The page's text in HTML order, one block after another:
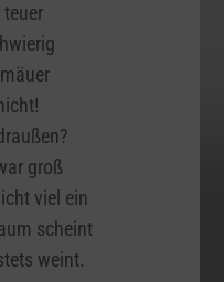
groß
viel ein
scheint
weint.